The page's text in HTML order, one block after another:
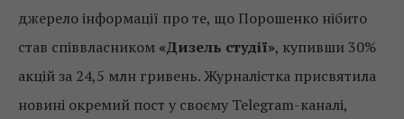
джерело інформації про те, що Порошенко нібито
став співвласником «Дизель студії», купивши 30%
акцій за 24,5 млн гривень. Журналістка присвятила
новині окремий пост у своєму Telegram-каналі,